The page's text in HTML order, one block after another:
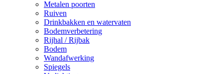
Metalen poorten
Ruiven
Drinkbakken en watervaten
Bodemverbetering
Rijhal / Rijbak
Bodem
Wandafwerking
Spiegels